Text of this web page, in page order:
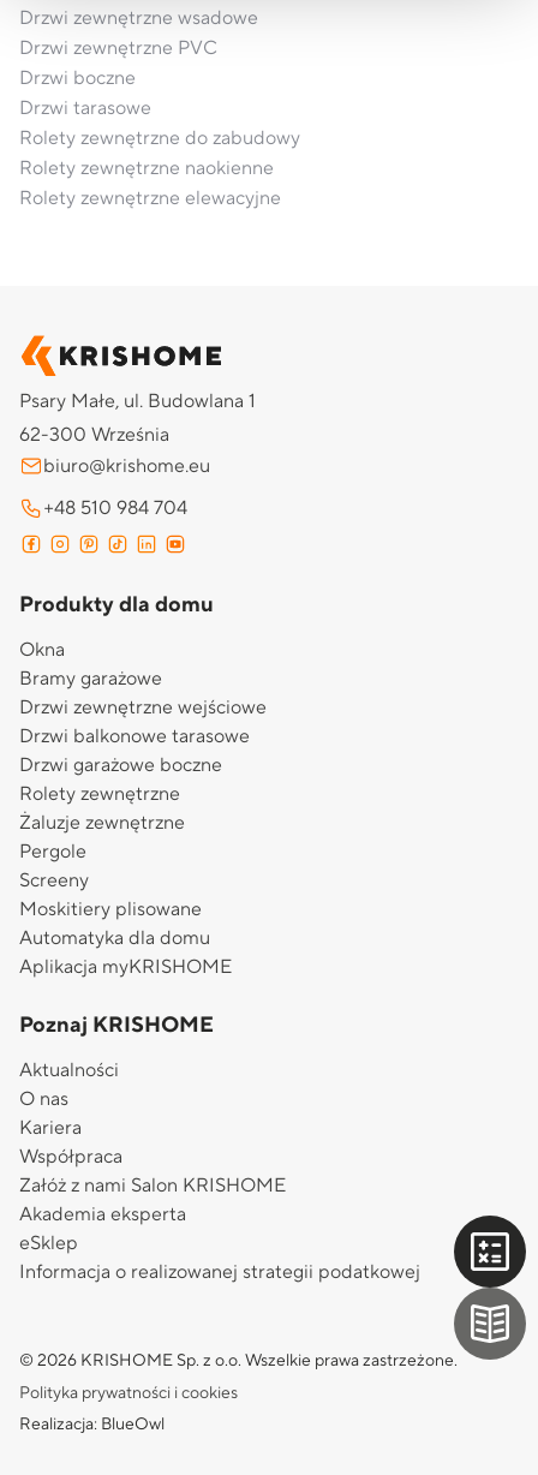
Drzwi zewnętrzne wsadowe
Drzwi zewnętrzne PVC
Drzwi boczne
Drzwi tarasowe
Rolety zewnętrzne do zabudowy
Rolety zewnętrzne naokienne
Rolety zewnętrzne elewacyjne
Psary Małe, ul. Budowlana 1
62-300 Września
biuro@krishome.eu
+48 510 984 704
Produkty dla domu
Okna
Bramy garażowe
Drzwi zewnętrzne wejściowe
Drzwi balkonowe tarasowe
Drzwi garażowe boczne
Rolety zewnętrzne
Żaluzje zewnętrzne
Pergole
Screeny
Moskitiery plisowane
Automatyka dla domu
Aplikacja myKRISHOME
Poznaj KRISHOME
Aktualności
O nas
Kariera
Współpraca
Załóż z nami Salon KRISHOME
Akademia eksperta
eSklep
Informacja o realizowanej strategii podatkowej
© 2026 KRISHOME Sp. z o.o. Wszelkie prawa zastrzeżone.
Polityka prywatności i cookies
Realizacja: BlueOwl